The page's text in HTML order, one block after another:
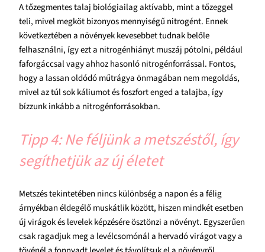
A tőzegmentes talaj biológiailag aktívabb, mint a tőzeggel
teli, mivel megköt bizonyos mennyiségű nitrogént. Ennek
következtében a növények kevesebbet tudnak belőle
felhasználni, így ezt a nitrogénhiányt muszáj pótolni, például
faforgáccsal vagy ahhoz hasonló nitrogénforrással. Fontos,
hogy a lassan oldódó műtrágya önmagában nem megoldás,
mivel az túl sok káliumot és foszfort enged a talajba, így
bízzunk inkább a nitrogénforrásokban.
Tipp 4: Ne féljünk a metszéstől, így
segíthetjük az új életet
Metszés tekintetében nincs különbség a napon és a félig
árnyékban éldegélő muskátlik között, hiszen mindkét esetben
új virágok és levelek képzésére ösztönzi a növényt. Egyszerűen
csak ragadjuk meg a levélcsomónál a hervadó virágot vagy a